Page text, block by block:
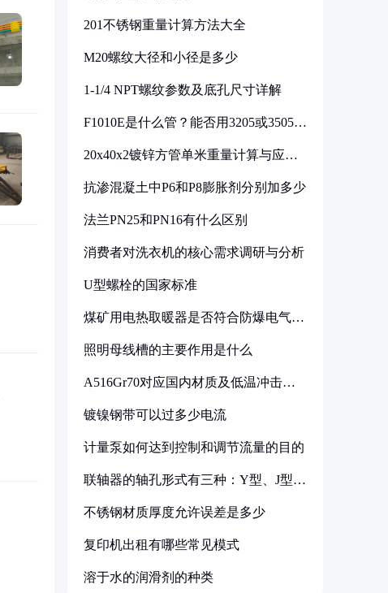
201不锈钢重量计算方法大全
M20螺纹大径和小径是多少
1-1/4 NPT螺纹参数及底孔尺寸详解
F1010E是什么管？能否用3205或3505代
20x40x2镀锌方管单米重量计算与应用
抗渗混凝土中P6和P8膨胀剂分别加多少
法兰PN25和PN16有什么区别
消费者对洗衣机的核心需求调研与分析
U型螺栓的国家标准
煤矿用电热取暖器是否符合防爆电气设
照明母线槽的主要作用是什么
A516Gr70对应国内材质及低温冲击要
镀镍钢带可以过多少电流
计量泵如何达到控制和调节流量的目的
联轴器的轴孔形式有三种：Y型、J型、
不锈钢材质厚度允许误差是多少
复印机出租有哪些常见模式
溶于水的润滑剂的种类